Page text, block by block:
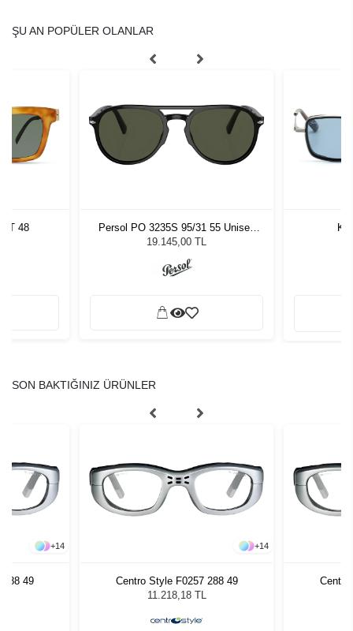
ŞU AN POPÜLER OLANLAR
48
Persol PO 3235S 95/31 55 Unisex
Güneş Gözlüğü
19.145,00 TL
SON BAKTIĞINIZ ÜRÜNLER
+14
49
+14
Centro Style F0257 288 49
11.218,18 TL
Centro